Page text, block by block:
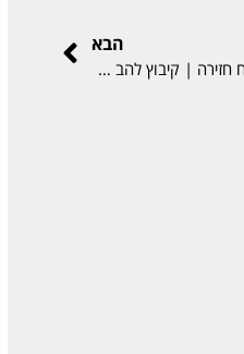
הבא
דה מרקר: עוד תרומה למדע – מחשב הושתל במוח חזירה | קיבוץ להב חזירים ומחקר